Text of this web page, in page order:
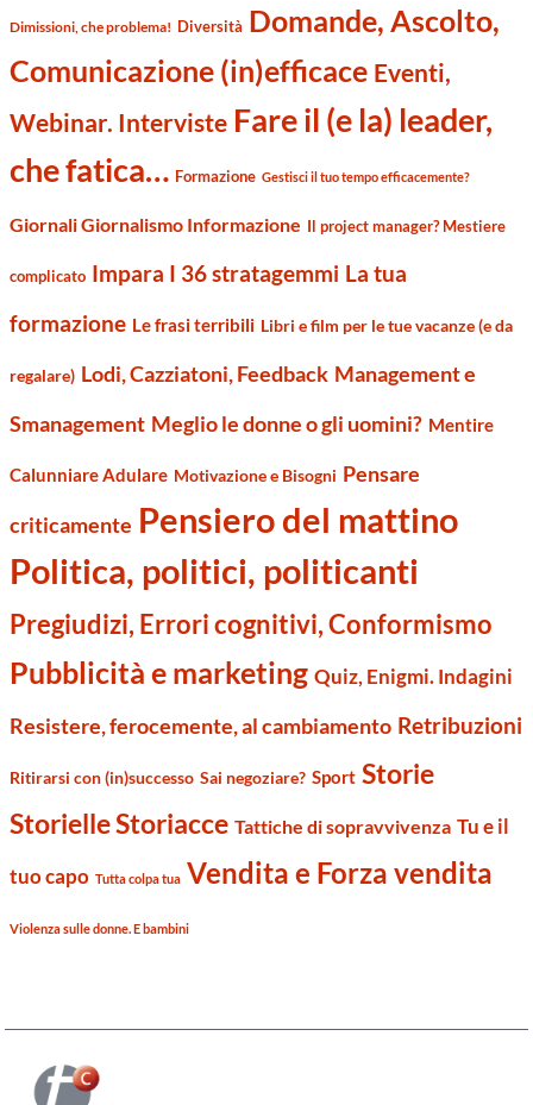
Dimissioni, che problema! Diversità Domande, Ascolto,
Comunicazione (in)efficace Eventi,
Webinar. Interviste Fare il (e la) leader,
che fatica… Formazione Gestisci il tuo tempo efficacemente?
Giornali Giornalismo Informazione Il project manager? Mestiere
complicato Impara I 36 stratagemmi La tua
formazione Le frasi terribili Libri e film per le tue vacanze (e da
regalare) Lodi, Cazziatoni, Feedback Management e
Smanagement Meglio le donne o gli uomini? Mentire
Calunniare Adulare Motivazione e Bisogni Pensare
criticamente Pensiero del mattino
Politica, politici, politicanti
Pregiudizi, Errori cognitivi, Conformismo
Pubblicità e marketing Quiz, Enigmi. Indagini
Resistere, ferocemente, al cambiamento Retribuzioni
Ritirarsi con (in)successo Sai negoziare? Sport Storie
Storielle Storiacce Tattiche di sopravvivenza Tu e il
tuo capo Tutta colpa tua Vendita e Forza vendita
Violenza sulle donne. E bambini